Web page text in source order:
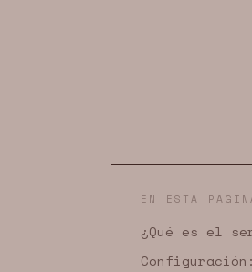
EN ESTA
¿Qué es el